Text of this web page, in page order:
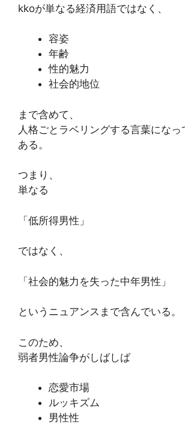
kkoが単なる経済用語ではなく、
容姿
年齢
性的魅力
社会的地位
まで含めて、
人格ごとラベリングする言葉にな
ある。
つまり、
単なる
「低所得男性」
ではなく、
「社会的魅力を失った中年男性」
というニュアンスまで含んでいる。
このため、
弱者男性論争がしばしば
恋愛市場
ルッキズム
男性性